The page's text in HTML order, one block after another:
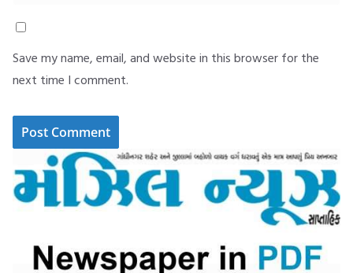
Save my name, email, and website in this browser for the
next time I comment.